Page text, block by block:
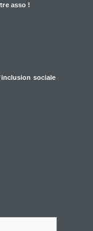
asso !
sociale